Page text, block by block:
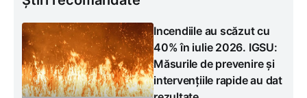
Incendiile au scăzut cu
40% în iulie 2026. IGSU:
Măsurile de prevenire și
intervențiile rapide au dat